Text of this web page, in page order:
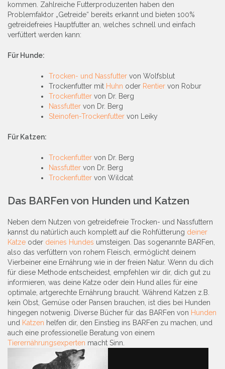
kommen. Zahlreiche Futterproduzenten haben den
Problemfaktor „Getreide“ bereits erkannt und bieten 100%
getreidefreies Hauptfutter an, welches schnell und einfach
verfüttert werden kann:
Für Hunde:
Trocken- und Nassfutter von Wolfsblut
Trockenfutter mit Huhn oder Rentier von Robur
Trockenfutter von Dr. Berg
Nassfutter von Dr. Berg
Steinofen-Trockenfutter von Leiky
Für Katzen:
Trockenfutter von Dr. Berg
Nassfutter von Dr. Berg
Trockenfutter von Wildcat
Das BARFen von Hunden und Katzen
Neben dem Nutzen von getreidefreie Trocken- und Nassfuttern
kannst du natürlich auch komplett auf die Rohfütterung deiner
Katze oder deines Hundes umsteigen. Das sogenannte BARFen,
also das verfüttern von rohem Fleisch, ermöglicht deinem
Vierbeiner eine Ernährung wie in der freien Natur. Wenn du dich
für diese Methode entscheidest, empfehlen wir dir, dich gut zu
informieren, was deine Katze oder dein Hund alles für eine
optimale, artgerechte Ernährung braucht. Während Katzen z.B.
kein Obst, Gemüse oder Pansen brauchen, ist dies bei Hunden
hingegen notwenig. Diverse Bücher für das BARFen von Hunden
und Katzen helfen dir, den Einstieg ins BARFen zu machen, und
auch eine professionelle Beratung von einem
Tierernährungsexperten macht Sinn.